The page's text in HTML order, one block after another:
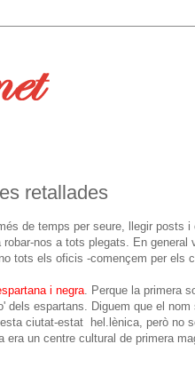
retallades
de temps per seure, llegir posts
nos a tots plegats. En general
tots els oficis -començem per els
i negra . Perque la primera
dels espartans. Diguem que el
ciutat-estat hel.lènica, però no
un centre cultural de primera